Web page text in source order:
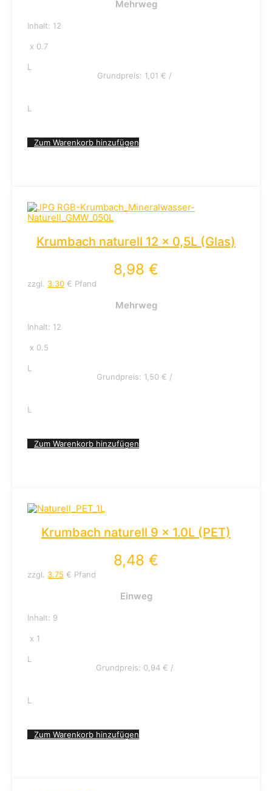
Mehrweg
Inhalt: 12
x 0.7
L
Grundpreis: 1,01 € /
L
Zum Warenkorb hinzufügen
Krumbach naturell 12 x 0,5L (Glas)
8,98 €
zzgl. 3.30 € Pfand
Mehrweg
Inhalt: 12
x 0.5
L
Grundpreis: 1,50 € /
L
Zum Warenkorb hinzufügen
Krumbach naturell 9 x 1.0L (PET)
8,48 €
zzgl. 3.75 € Pfand
Einweg
Inhalt: 9
x 1
L
Grundpreis: 0,94 € /
L
Zum Warenkorb hinzufügen